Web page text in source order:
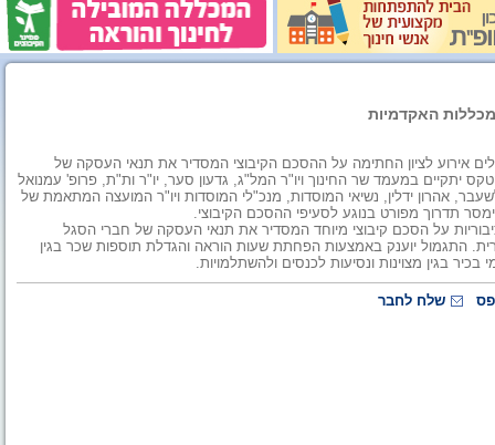
האקדמיות
בירושלים אירוע לציון החתימה על ההסכם הקיבוצי המסדיר את תנאי העסקה של
יתקיים במעמד שר החינוך ויו"ר המל"ג, גדעון סער, יו"ר ות"ת, פרופ' עמנואל
אהרון ידלין, נשיאי המוסדות, מנכ"לי המוסדות ויו"ר המועצה המתאמת של
תדרוך מפורט בנוגע לסעיפי ההסכם הקיבוצי.
על הסכם קיבוצי מיוחד המסדיר את תנאי העסקה של חברי הסגל
התגמול יוענק באמצעות הפחתת שעות הוראה והגדלת תוספות שכר בגין
בגין מצוינות ונסיעות לכנסים ולהשתלמויות.
שלח לחבר